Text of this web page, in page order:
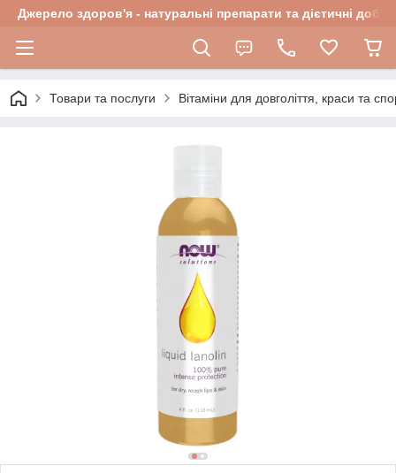
Джерело здоров'я - натуральні препарати та дієтичні
Товари та послуги Вітаміни для довголіття, краси та